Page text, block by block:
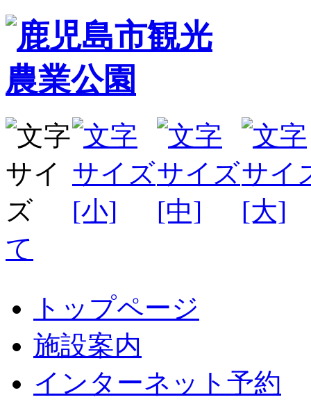
て
トップページ
施設案内
インターネット予約